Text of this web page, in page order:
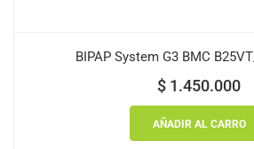
BIPAP System G3 BMC
$ 1.450.000
AÑADIR AL CARRO